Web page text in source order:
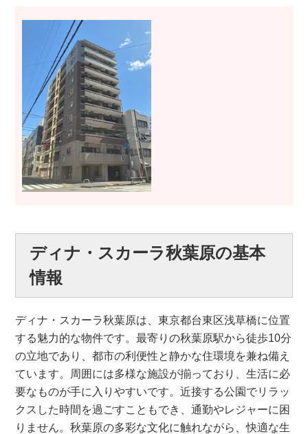
ディナ・スカーラ秋葉原の基本
情報
ディナ・スカーラ秋葉原は、東京都台東区浅草橋に位置
する魅力的な物件です。最寄りの秋葉原駅から徒歩10分
の立地であり、都市の利便性と静かな住環境を兼ね備え
ています。周囲には多様な施設が揃っており、生活に必
要なものが手に入りやすいです。近接する公園でリラッ
クスした時間を過ごすこともでき、通勤やレジャーに困
りません。秋葉原の多彩な文化に触れながら、快適な生